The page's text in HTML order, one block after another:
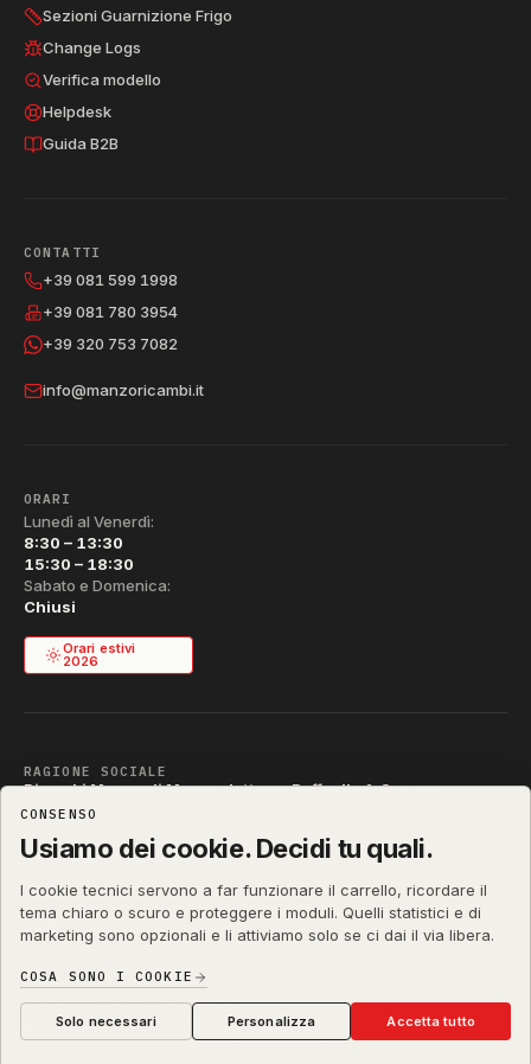
Sezioni Guarnizione Frigo
Change Logs
Verifica modello
Helpdesk
Guida B2B
CONTATTI
+39 081 599 1998
+39 081 780 3954
+39 320 753 7082
info@manzoricambi.it
ORARI
Lunedì al Venerdì:
8:30 – 13:30
15:30 – 18:30
Sabato e Domenica:
Chiusi
Orari estivi
2026
RAGIONE SOCIALE
Ricambi Manzo di Manzo dott.ssa Raffaella & C. s.a.s.
SEDE
Via S. Alfonso Maria de Liguori 52, 80141 Napoli (NA)
P. IVA
IT04790290631
REA
NA-395472
PEC
manzo@pec.manzoricambi.it
T04ZHR3
manzoricambi.it©2001 – 2026
&
Stefano Russo
CONSENSO
Usiamo dei cookie. Decidi tu quali.
I cookie tecnici servono a far funzionare il carrello, ricordare il
tema chiaro o scuro e proteggere i moduli. Quelli statistici e di
marketing sono opzionali e li attiviamo solo se ci dai il via libera.
COSA SONO I COOKIE
Solo necessari Personalizza Accetta tutto